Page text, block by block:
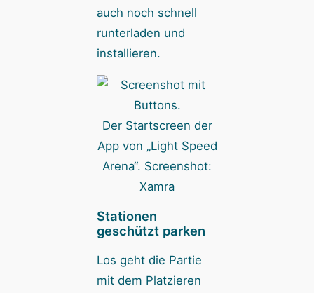
auch noch schnell
runterladen und
installieren.
Der Startscreen der
App von „Light Speed
Arena“. Screenshot:
Xamra
Stationen
geschützt parken
Los geht die Partie
mit dem Platzieren